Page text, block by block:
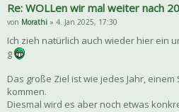
Re: WOLLen wir mal weiter nach
von Morathi » 4. Jan 2025, 17:30
Ich zieh natürlich auch wieder hier ein
g
Das große Ziel ist wie jedes Jahr,
kommen.
Diesmal wird es aber noch etwas